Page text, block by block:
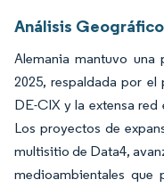
Análisis Geográfico
Alemania mantuvo una
2025, respaldada por
DE-CIX y la extensa
Los proyectos de
multisitio de Data4,
medioambientales que